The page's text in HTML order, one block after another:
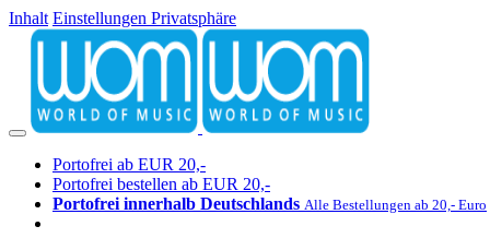
Inhalt Einstellungen Privatsphäre
Portofrei ab EUR 20,-
Portofrei bestellen ab EUR 20,-
Portofrei innerhalb Deutschlands Alle Bestellungen ab 20,- Euro